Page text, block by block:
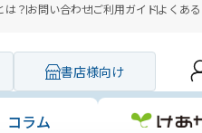
は？お問い合わせご利用ガイドよくあ
書店様向け
コラム